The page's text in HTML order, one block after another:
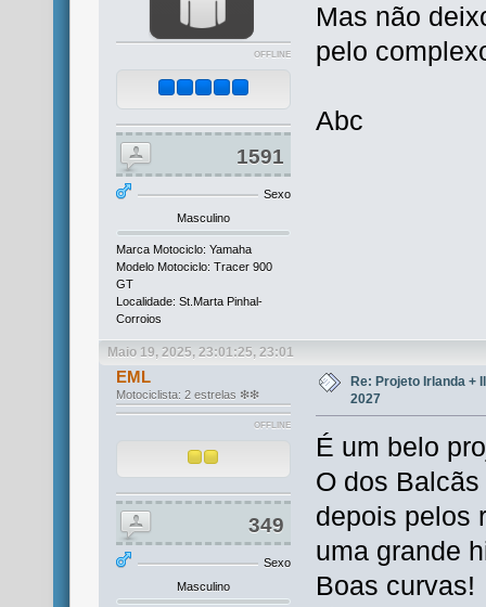
OFFLINE
1591
Sexo
Masculino
Marca Motociclo: Yamaha
Modelo Motociclo: Tracer 900
GT
Localidade: St.Marta Pinhal-
Corroios
Mas não
pelo
Abc
Maio 19, 2025, 23:01:25, 23:01
EML
Motociclista: 2 estrelas ❇❇
OFFLINE
349
Sexo
Masculino
Re: Projeto Irlanda +
2027
É um belo
O dos
depois pelos
uma grande
Boas curvas!